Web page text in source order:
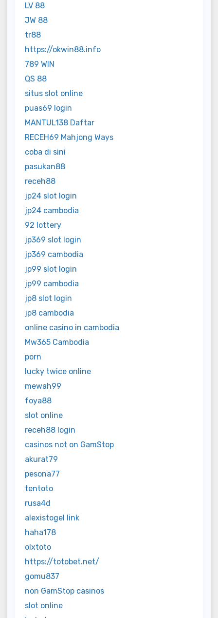
LV 88
JW 88
tr88
https://okwin88.info
789 WIN
QS 88
situs slot online
puas69 login
MANTUL138 Daftar
RECEH69 Mahjong Ways
coba di sini
pasukan88
receh88
jp24 slot login
jp24 cambodia
92 lottery
jp369 slot login
jp369 cambodia
jp99 slot login
jp99 cambodia
jp8 slot login
jp8 cambodia
online casino in cambodia
Mw365 Cambodia
porn
lucky twice online
mewah99
foya88
slot online
receh88 login
casinos not on GamStop
akurat79
pesona77
tentoto
rusa4d
alexistogel link
haha178
olxtoto
https://totobet.net/
gomu837
non GamStop casinos
slot online